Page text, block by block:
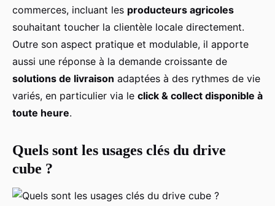
commerces, incluant les producteurs agricoles
souhaitant toucher la clientèle locale directement.
Outre son aspect pratique et modulable, il apporte
aussi une réponse à la demande croissante de
solutions de livraison adaptées à des rythmes de vie
variés, en particulier via le click & collect disponible à
toute heure.
Quels sont les usages clés du drive
cube ?